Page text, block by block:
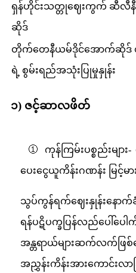
ရှန်ဟိုင်းသတ္တုဈေးကွက် ဆီလီ
ဆိုဒ်
တိုက်တေနီယမ်ဒိုင်အောက်ဆိုဒ်
ရဲ့ စွမ်းရည်အသုံးပြုမှုနှုန်း
၁) ဇင့်ဆာလဖိတ်
① ကုန်ကြမ်းပစ္စည်းမျ
ပေးငွေယူကိန်းဂဏန်း မြင့်မ
သွပ်ကွန်ရက်ဈေးနှုန်းနော
ရန်ပဋိပက္ခပြန်လည်ပေါ်ပေ
အန္တရာယ်များဆက်လက်ဖြစ်
အညွှန်းကိန်းအားကောင်းလာ